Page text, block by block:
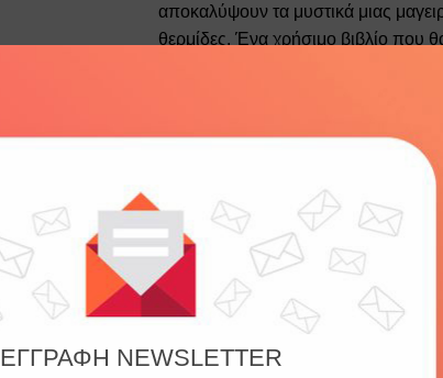
αποκαλύψουν τα μυστικά μιας
θερμίδες. Ένα χρήσιμο βιβλίο που
σας, υγιεινό και εύγευστο και να
Τεχνικά χαρακτηριστικά
Διαστάσεις
Σελίδες
ΕΓΓΡΑΦΗ NEWSLETTER